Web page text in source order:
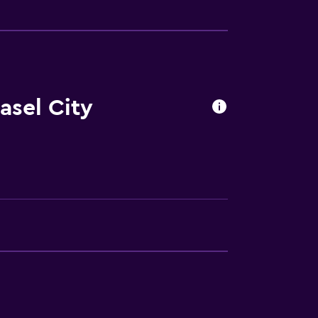
instalaciones
City